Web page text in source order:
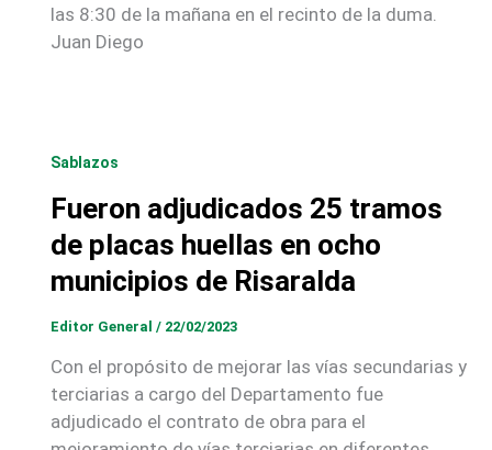
las 8:30 de la mañana en el recinto de la duma.
Juan Diego
Sablazos
Fueron adjudicados 25 tramos
de placas huellas en ocho
municipios de Risaralda
Editor General / 22/02/2023
Con el propósito de mejorar las vías secundarias y
terciarias a cargo del Departamento fue
adjudicado el contrato de obra para el